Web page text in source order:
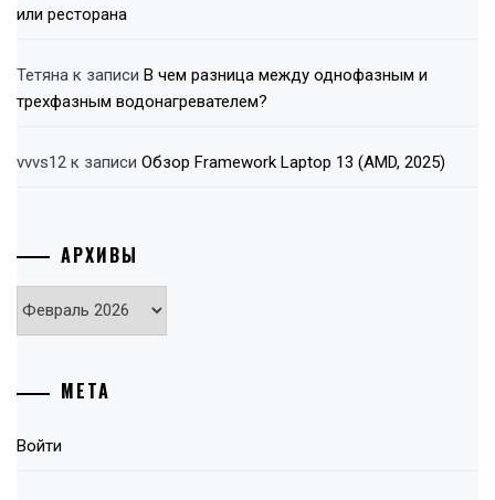
или ресторана
Тетяна к записи В чем разница между однофазным и
трехфазным водонагревателем?
vvvs12 к записи Обзор Framework Laptop 13 (AMD, 2025)
АРХИВЫ
Архивы
МЕТА
Войти